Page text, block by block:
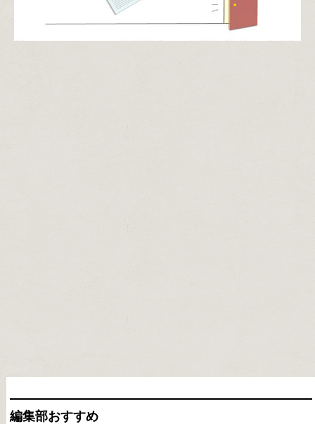
編集部おすすめ